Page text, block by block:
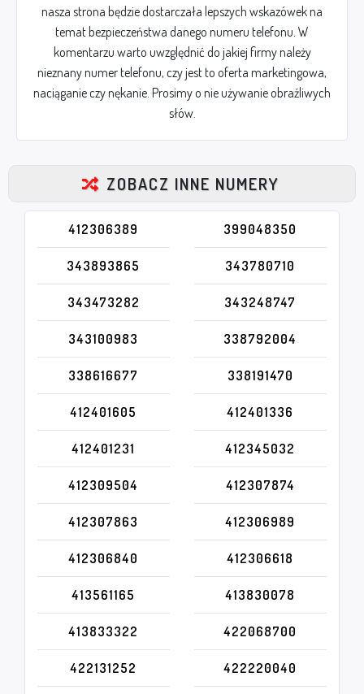
nasza strona będzie dostarczała lepszych wskazówek na
temat bezpieczeństwa danego numeru telefonu. W
komentarzu warto uwzględnić do jakiej firmy należy
nieznany numer telefonu, czy jest to oferta marketingowa,
naciąganie czy nękanie. Prosimy o nie używanie obraźliwych
słów.
ZOBACZ INNE NUMERY
412306389 399048350
343893865 343780710
343473282 343248747
343100983 338792004
338616677 338191470
412401605 412401336
412401231 412345032
412309504 412307874
412307863 412306989
412306840 412306618
413561165 413830078
413833322 422068700
422131252 422220040